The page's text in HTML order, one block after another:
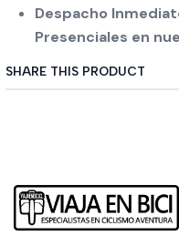
Despacho
Presenciales en
SHARE THIS PRODUCT